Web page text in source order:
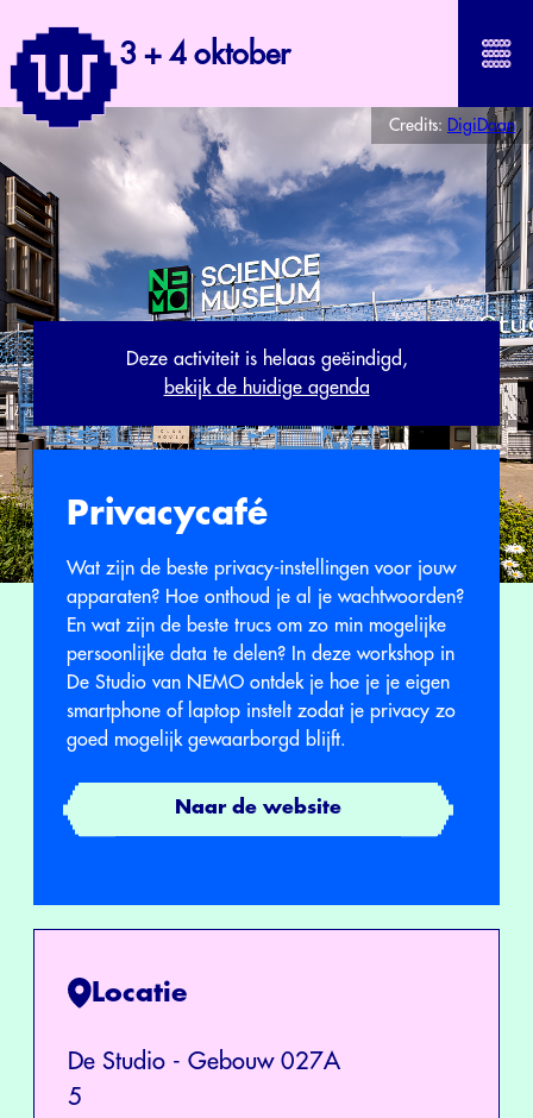
3 + 4 oktober
Credits: DigiDaan
Deze activiteit is helaas geëindigd,
bekijk de huidige agenda
Privacycafé
Wat zijn de beste privacy-instellingen voor jouw
apparaten? Hoe onthoud je al je wachtwoorden?
En wat zijn de beste trucs om zo min mogelijke
persoonlijke data te delen? In deze workshop in
De Studio van NEMO ontdek je hoe je je eigen
smartphone of laptop instelt zodat je privacy zo
goed mogelijk gewaarborgd blijft.
Naar de website
Locatie
De Studio - Gebouw 027A
5